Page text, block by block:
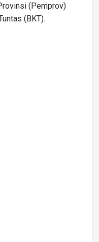
(Pemprov)
(BKT).